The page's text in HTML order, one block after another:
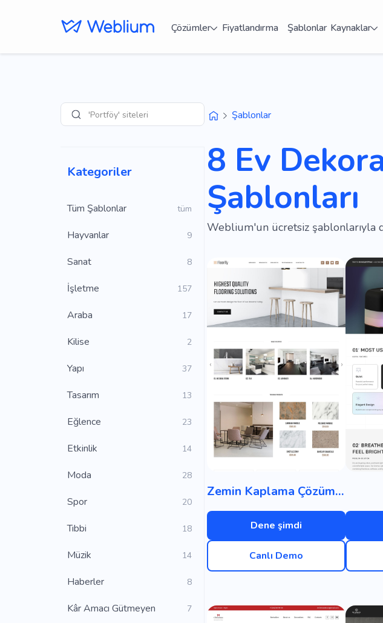
Çözümler Fiyatlandırma Şablonlar Kaynaklar
Arama'Portföy' siteleri
Kategoriler
Tüm Şablonlar tüm
Hayvanlar 9
Sanat 8
İşletme 157
Araba 17
Kilise 2
Yapı 37
Tasarım 13
Eğlence 23
Etkinlik 14
Moda 28
Spor 20
Tıbbi 18
Müzik 14
Haberler 8
Kâr Amacı Gütmeyen 7
Şablonlar
8 Ev
Şablonları
Weblium'un ücretsiz şablonlarıyla
Zemin Kaplama Çözümleri
Dene şimdi
Canlı Demo